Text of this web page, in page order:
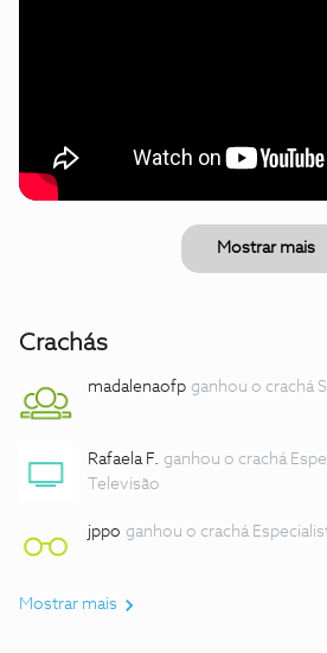
Mostrar mais
Crachás
madalenaofp ganhou o crachá
Rafaela F. ganhou o crachá
Televisão
jppo ganhou o crachá
Mostrar mais